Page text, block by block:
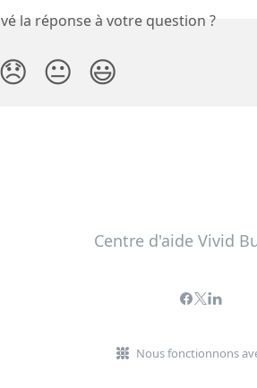
la réponse à votre question ?
😞 😐 😃
Centre d'aide Vivid
Nous fonctionnons